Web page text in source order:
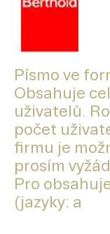
Písmo ve
Obsahuje
uživatelů.
počet
firmu je
prosím
Pro
(jazyky: a